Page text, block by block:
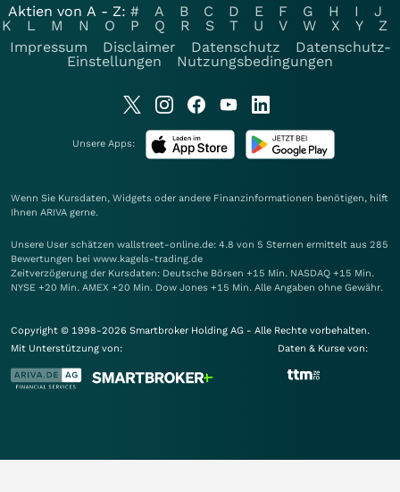
Aktien von A - Z: # A B C D E F G H I
J
K
L M N O P Q R S T U V W X Y
Z
Impressum
Disclaimer Datenschutz
Datenschutz-
Einstellungen
Nutzungsbedingungen
Unsere Apps:
Wenn Sie Kursdaten, Widgets oder andere Finanzinformationen benötigen, hilft
Ihnen ARIVA gerne.
Unsere User schätzen wallstreet-online.de: 4.8 von 5 Sternen ermittelt aus 285
Bewertungen bei www.kagels-trading.de
Zeitverzögerung der Kursdaten: Deutsche Börsen +15 Min. NASDAQ +15 Min.
NYSE +20 Min. AMEX +20 Min. Dow Jones +15 Min. Alle Angaben ohne Gewähr.
Copyright © 1998-2026 Smartbroker Holding AG - Alle Rechte vorbehalten.
Mit Unterstützung von:
Daten & Kurse von: